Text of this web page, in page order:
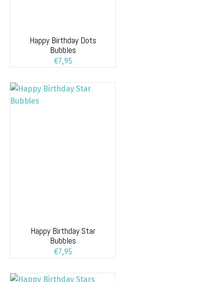
Happy Birthday Dots
Bubbles
€7,95
Happy Birthday Star
Bubbles
€7,95